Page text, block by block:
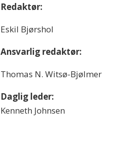
Redaktør:
Eskil Bjørshol
Ansvarlig redaktør:
Thomas N. Witsø-Bjølmer
Daglig leder:
Kenneth Johnsen